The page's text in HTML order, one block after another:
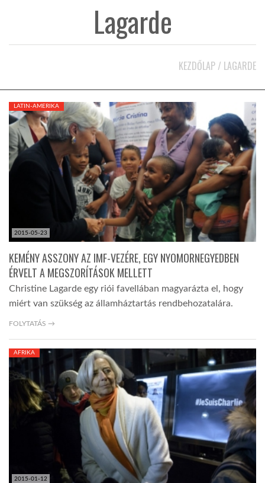
HÍR3D
TROPICALMAGAZIN
GLOBOTV
AFRIKA TUDÁSTÁR
A NAP SZÉPE
LINKTR.EE
DOBRAVERO.HU
LATIMO.HU
Lagarde
KEZDŐLAP / LAGARDE
2015-05-23
LATIN-AMERIKA
KEMÉNY ASSZONY AZ IMF-VEZÉRE, EGY NYOMORNEGYEDBEN
ÉRVELT A MEGSZORÍTÁSOK MELLETT
Christine Lagarde egy riói favellában magyarázta el, hogy
miért van szükség az államháztartás rendbehozatalára.
FOLYTATÁS →
2015-01-12
AFRIKA